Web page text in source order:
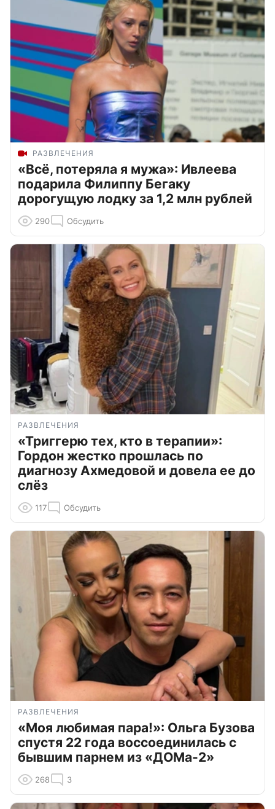
РАЗВЛЕЧЕНИЯ
«Всё, потеряла я мужа»: Ивлеева
подарила Филиппу Бегаку
дорогущую лодку за 1,2 млн рублей
290 Обсудить
РАЗВЛЕЧЕНИЯ
«Триггерю тех, кто в терапии»:
Гордон жестко прошлась по
диагнозу Ахмедовой и довела ее до
слёз
117 Обсудить
РАЗВЛЕЧЕНИЯ
«Моя любимая пара!»: Ольга Бузова
спустя 22 года воссоединилась с
бывшим парнем из «ДОМа-2»
268 3